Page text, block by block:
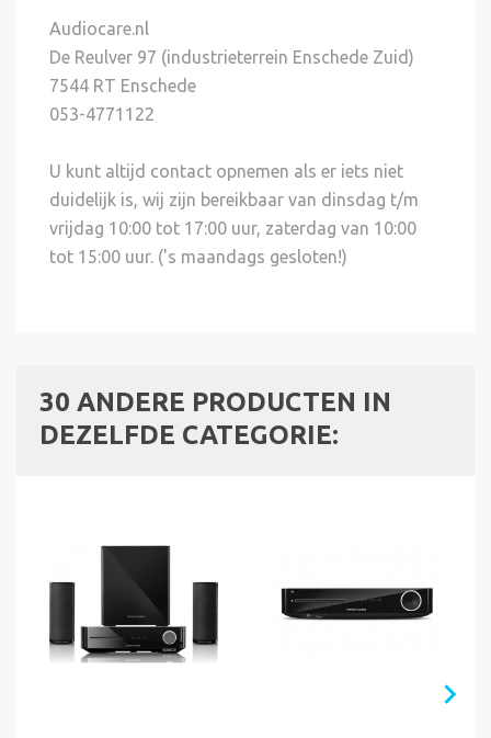
Audiocare.nl
De Reulver 97 (industrieterrein Enschede Zuid)
7544 RT Enschede
053-4771122
U kunt altijd contact opnemen als er iets niet
duidelijk is, wij zijn bereikbaar van dinsdag t/m
vrijdag 10:00 tot 17:00 uur, zaterdag van 10:00
tot 15:00 uur. ('s maandags gesloten!)
30 ANDERE PRODUCTEN IN
DEZELFDE CATEGORIE: